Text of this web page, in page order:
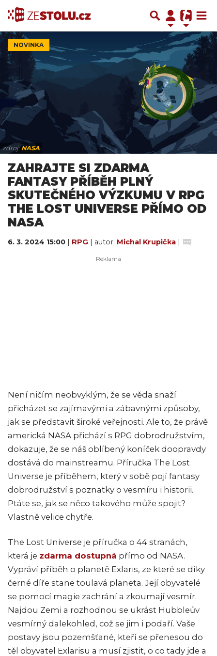
NOVINKA
zdroj:NASA
ZAHRAJTE SI ZDARMA
FANTASY PŘÍBĚH PLNÝ
SKUTEČNÉHO VÝZKUMU V RPG
THE LOST UNIVERSE PŘÍMO OD
NASA
6. 3. 2024 15:00 | RPG | autor: Michal Krupička |
Není ničím neobvyklým, že se věda snaží
přicházet se zajímavými a zábavnými způsoby,
jak se představit široké veřejnosti. Ale to, že právě
americká NASA přichází s RPG dobrodružstvím,
dokazuje, že se náš oblíbený koníček doopravdy
dostává do mainstreamu. Příručka The Lost
Universe je příběhem, který v sobě pojí fantasy
dobrodružství s poznatky o vesmíru i historii.
Ptáte se, jak se něco takového může spojit?
Vlastně velice chytře.
The Lost Universe je příručka o 44 stranách,
která je zdarma dostupná přímo od NASA.
Vypráví příběh o planetě Exlaris, ze které se díky
černé díře stane toulavá planeta. Její obyvatelé
se pomocí magie zachrání a zkoumají vesmír.
Najdou Zemi a rozhodnou se ukrást Hubbleův
vesmírný dalekohled, což se jim i podaří. Vaše
postavy jsou pozemšťané, kteří se přenesou do
těl obyvatel Exlarisu a musí zjistit, o co tady jde a